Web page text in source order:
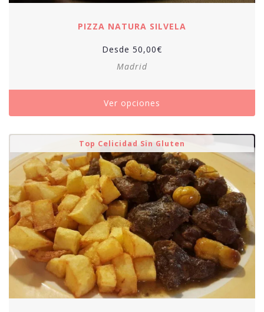
PIZZA NATURA SILVELA
Desde 50,00€
Madrid
Ver opciones
Top Celicidad Sin Gluten